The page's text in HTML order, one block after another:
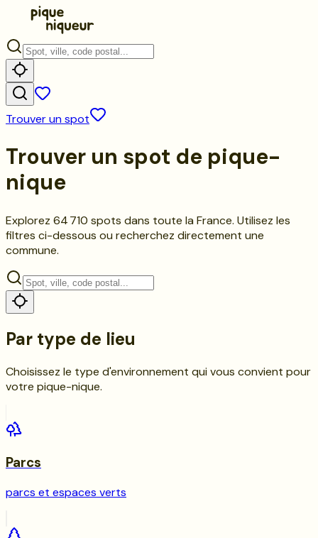
Trouver un spot
Trouver un spot de pique-
nique
Explorez 64 710 spots dans toute la France. Utilisez les
filtres ci-dessous ou recherchez directement une
commune.
Par type de lieu
Choisissez le type d'environnement qui vous convient pour
votre pique-nique.
Parcs
parcs et espaces verts